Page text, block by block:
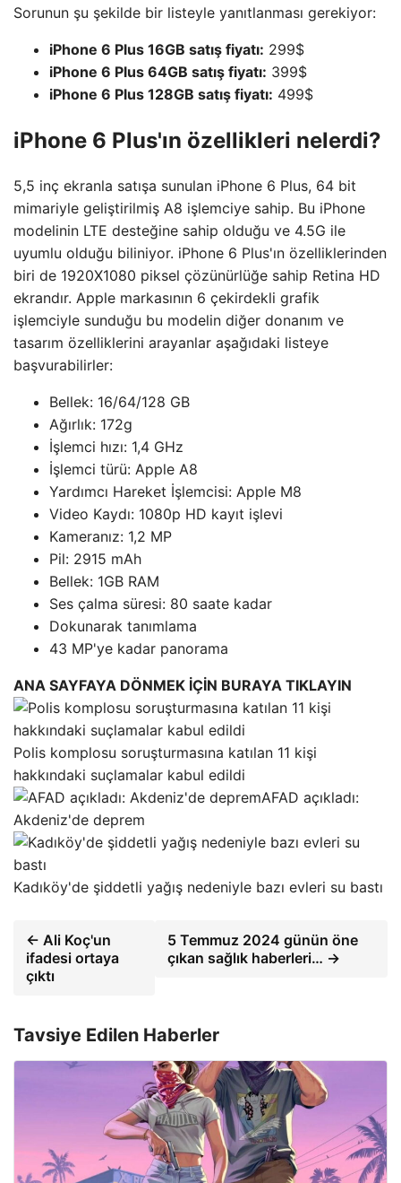
Sorunun şu şekilde bir listeyle yanıtlanması gerekiyor:
iPhone 6 Plus 16GB satış fiyatı: 299$
iPhone 6 Plus 64GB satış fiyatı: 399$
iPhone 6 Plus 128GB satış fiyatı: 499$
iPhone 6 Plus'ın özellikleri nelerdi?
5,5 inç ekranla satışa sunulan iPhone 6 Plus, 64 bit
mimariyle geliştirilmiş A8 işlemciye sahip. Bu iPhone
modelinin LTE desteğine sahip olduğu ve 4.5G ile
uyumlu olduğu biliniyor. iPhone 6 Plus'ın özelliklerinden
biri de 1920X1080 piksel çözünürlüğe sahip Retina HD
ekrandır. Apple markasının 6 çekirdekli grafik
işlemciyle sunduğu bu modelin diğer donanım ve
tasarım özelliklerini arayanlar aşağıdaki listeye
başvurabilirler:
Bellek: 16/64/128 GB
Ağırlık: 172g
İşlemci hızı: 1,4 GHz
İşlemci türü: Apple A8
Yardımcı Hareket İşlemcisi: Apple M8
Video Kaydı: 1080p HD kayıt işlevi
Kameranız: 1,2 MP
Pil: 2915 mAh
Bellek: 1GB RAM
Ses çalma süresi: 80 saate kadar
Dokunarak tanımlama
43 MP'ye kadar panorama
ANA SAYFAYA DÖNMEK İÇİN BURAYA TIKLAYIN
Polis komplosu soruşturmasına katılan 11 kişi
hakkındaki suçlamalar kabul edildi
AFAD açıkladı:
Akdeniz'de deprem
Kadıköy'de şiddetli yağış nedeniyle bazı evleri su bastı
← Ali Koç'un
ifadesi ortaya
çıktı
5 Temmuz 2024 günün öne
çıkan sağlık haberleri… →
Tavsiye Edilen Haberler